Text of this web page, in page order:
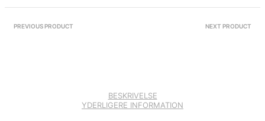
PREVIOUS PRODUCT NEXT PRODUCT
BESKRIVELSE
YDERLIGERE INFORMATION